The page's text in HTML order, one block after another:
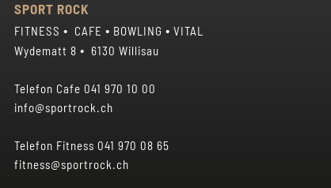
SPORT ROCK
FITNESS• CAFE• BOWLING• VITAL
Wydematt 8• 6130 Willisau
Telefon Cafe 041 970 10 00
info@sportrock.ch
Telefon Fitness 041 970 08 65
fitness@sportrock.ch